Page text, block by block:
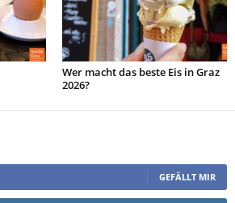
Wer macht das beste Eis in Graz
2026?
GEFÄLLT MIR